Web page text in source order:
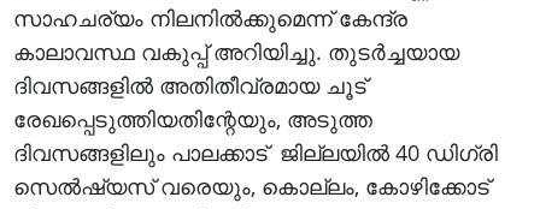
സാഹചര്യം നിലനിൽക്കുമെന്ന് കേന്ദ്ര
കാലാവസ്ഥ വകുപ്പ് അറിയിച്ചു. തുടർച്ചയായ
ദിവസങ്ങളിൽ അതിതീവ്രമായ ചൂട്
രേഖപ്പെടുത്തിയതിന്റേയും, അടുത്ത
ദിവസങ്ങളിലും പാലക്കാട് ജില്ലയിൽ 40 ഡിഗ്രി
സെൽഷ്യസ് വരെയും, കൊല്ലം, കോഴിക്കോട്